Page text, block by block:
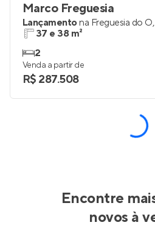
Marco Freguesia
Lançamentona Freguesia do Ó,
37 e 38 m²
2
Venda a partir de
R$ 287.508